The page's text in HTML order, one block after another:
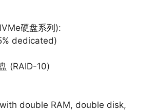
硬盘系列):
dedicated)
(RAID-10)
double RAM, double disk,